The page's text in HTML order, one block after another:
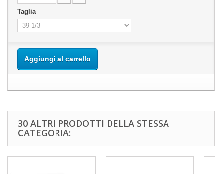
Taglia
Aggiungi al carrello
30 ALTRI PRODOTTI DELLA STESSA
CATEGORIA: